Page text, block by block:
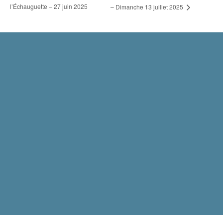
l’Échauguette – 27 juin 2025
– Dimanche 13 juillet 2025